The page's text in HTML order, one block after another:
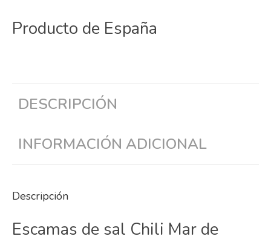
Producto de España
DESCRIPCIÓN
INFORMACIÓN ADICIONAL
Descripción
Escamas de sal Chili Mar de